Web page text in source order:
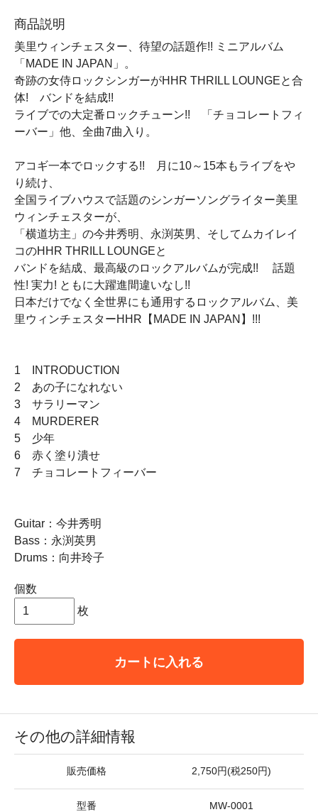
商品説明
美里ウィンチェスター、待望の話題作!! ミニアルバム
「MADE IN JAPAN」。
奇跡の女侍ロックシンガーがHHR THRILL LOUNGEと合
体! バンドを結成!!
ライブでの大定番ロックチューン!! 「チョコレートフィ
ーバー」他、全曲7曲入り。
アコギ一本でロックする!! 月に10～15本もライブをや
り続け、
全国ライブハウスで話題のシンガーソングライター美里
ウィンチェスターが、
「横道坊主」の今井秀明、永渕英男、そしてムカイレイ
コのHHR THRILL LOUNGEと
バンドを結成、最高級のロックアルバムが完成!! 話題
性! 実力! ともに大躍進間違いなし!!
日本だけでなく全世界にも通用するロックアルバム、美
里ウィンチェスターHHR【MADE IN JAPAN】!!!
1 INTRODUCTION
2 あの子になれない
3 サラリーマン
4 MURDERER
5 少年
6 赤く塗り潰せ
7 チョコレートフィーバー
Guitar：今井秀明
Bass：永渕英男
Drums：向井玲子
個数
枚
カートに入れる
その他の詳細情報
販売価格 2,750円(税250円)
型番 MW-0001